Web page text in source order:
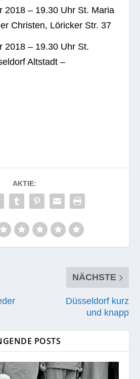
2018 – 19.30 Uhr St. Maria
Chris­ten, Löri­cker Str. 37
2018 – 19.30 Uhr St.
Alt­stadt –
AKTIE:
NÄCHSTE
Düsseldorf kurz
und knapp
POSTS